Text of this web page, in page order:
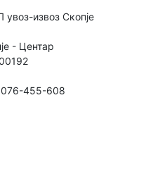
извоз Скопје
- Центар
455-608